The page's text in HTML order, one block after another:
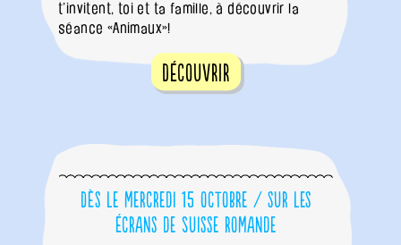
t’invitent, toi et ta famille, à découvrir la
séance «Animaux»!
Découvrir
Dès le mercredi 15 octobre / sur les
écrans de Suisse romande